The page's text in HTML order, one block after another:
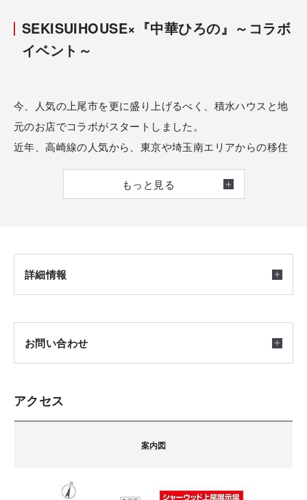
SEKISUIHOUSE×『中華ひろの』～コラボ
イベント～
もっと見る
今、人気の上尾市を更に盛り上げるべく、積水ハウスと地
元のお店でコラボがスタートしました。
近年、高崎線の人気から、東京や埼玉南エリアからの移住
も増えております。
地元の美味しい食べ物を知り、是非土地探しや住まい作り
詳細情報
開催日時
ご来場いただいた方に【中華ひろのお食事券3000円
分】をプレゼントいたします。
※１家族様、１回限りとなります。
お問い合わせ
積水ハウス株式会社
埼玉県上尾市久保久保49-1 (上尾ハウジングステージ
担当：谷
アクセス
案内図